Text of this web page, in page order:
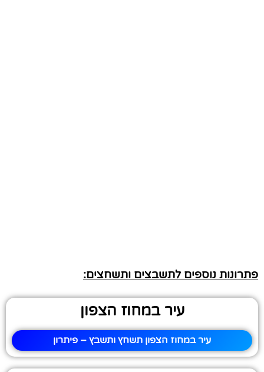
פתרונות נוספים לתשבצים ותשחצים:
עיר במחוז הצפון
עיר במחוז הצפון תשחץ ותשבץ – פיתרון